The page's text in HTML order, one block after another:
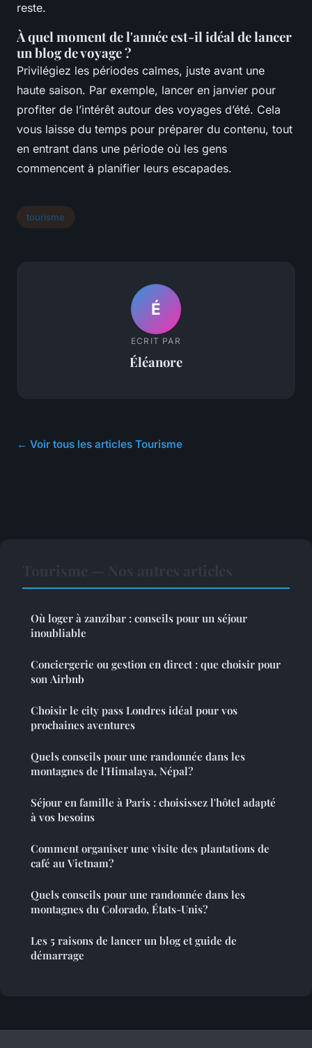
reste.
À quel moment de l'année est-il idéal de lancer
un blog de voyage ?
Privilégiez les périodes calmes, juste avant une
haute saison. Par exemple, lancer en janvier pour
profiter de l’intérêt autour des voyages d’été. Cela
vous laisse du temps pour préparer du contenu, tout
en entrant dans une période où les gens
commencent à planifier leurs escapades.
tourisme
É
ECRIT PAR
Éléanore
← Voir tous les articles Tourisme
Où loger à zanzibar : conseils pour un séjour
inoubliable
Conciergerie ou gestion en direct : que choisir pour
son Airbnb
Choisir le city pass Londres idéal pour vos
prochaines aventures
Quels conseils pour une randonnée dans les
montagnes de l'Himalaya, Népal?
Séjour en famille à Paris : choisissez l'hôtel adapté
à vos besoins
Comment organiser une visite des plantations de
café au Vietnam?
Quels conseils pour une randonnée dans les
montagnes du Colorado, États-Unis?
Les 5 raisons de lancer un blog et guide de
démarrage